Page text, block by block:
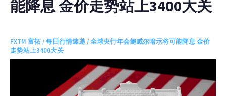
能降息 金价走势站上3400大关
FXTM 富拓/每日行情速递 / 全球央行年会鲍威尔暗示将可能降息 金价
走势站上3400大关